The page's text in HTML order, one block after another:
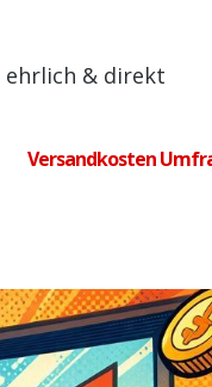
ehrlich & direkt
Versandkosten